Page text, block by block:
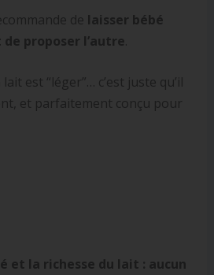
de laisser bébé
proposer l’autre.
est “léger”… c’est juste qu’il
et parfaitement conçu pour
et la richesse du lait : aucun